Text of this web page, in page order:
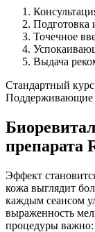
Подготовка
Точечное
Выдача
Стандартный
Поддерживающие
препарата
Эффект
кожа выглядит
каждым сеансом
выраженность
процедуры важно: